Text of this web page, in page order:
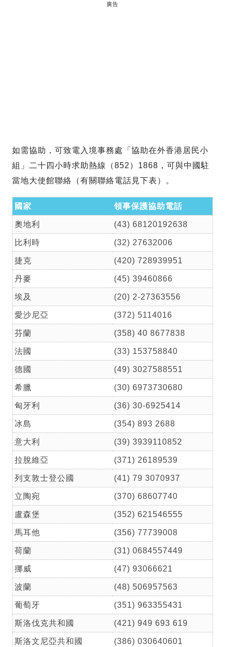
廣告
如需協助，可致電入境事務處「協助在外香港居民小
組」二十四小時求助熱線（852）1868，可與中國駐
當地大使館聯絡（有關聯絡電話見下表）。
國家 領事保護協助電話
奧地利 (43) 68120192638
比利時 (32) 27632006
捷克 (420) 728939951
丹麥 (45) 39460866
埃及 (20) 2-27363556
愛沙尼亞 (372) 5114016
芬蘭 (358) 40 8677838
法國 (33) 153758840
德國 (49) 3027588551
希臘 (30) 6973730680
匈牙利 (36) 30-6925414
冰島 (354) 893 2688
意大利 (39) 3939110852
拉脫維亞 (371) 26189539
列支敦士登公國 (41) 79 3070937
立陶宛 (370) 68607740
盧森堡 (352) 621546555
馬耳他 (356) 77739008
荷蘭 (31) 0684557449
挪威 (47) 93066621
波蘭 (48) 506957563
葡萄牙 (351) 963355431
斯洛伐克共和國 (421) 949 693 619
斯洛文尼亞共和國 (386) 030640601